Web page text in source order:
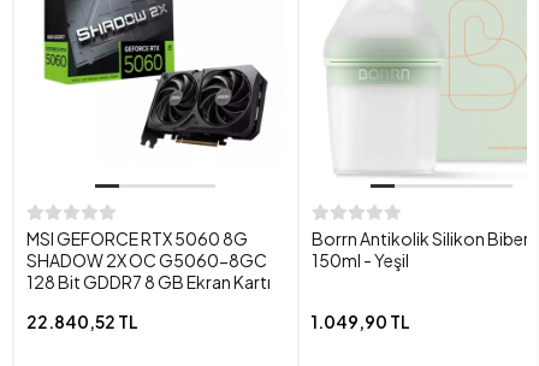
MSI GEFORCE RTX 5060 8G
SHADOW 2X OC G5060-8GC
128 Bit GDDR7 8 GB Ekran Kartı
22.840,52 TL
Borrn Antikolik Silikon
150ml - Yeşil
1.049,90 TL